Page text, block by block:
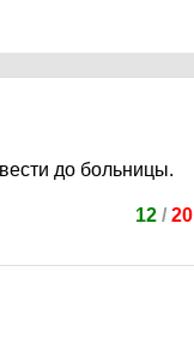
до больницы.
12/ 20